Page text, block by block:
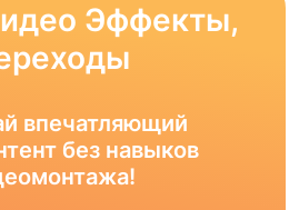
Эффекты,
впечатляющий
без навыков